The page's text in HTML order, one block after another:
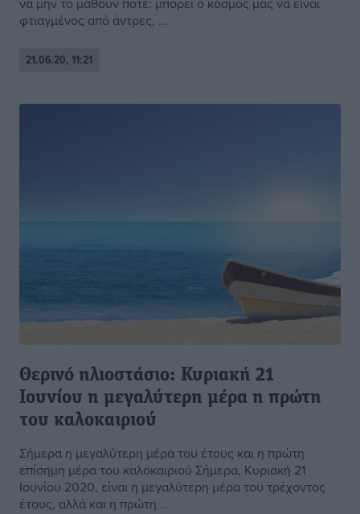
φτιαγμένος από άντρες, ...
21.06.20, 11:21
Θερινό ηλιοστάσιο: Κυριακή 21
Ιουνίου η μεγαλύτερη μέρα η πρώτη
του καλοκαιριού
Σήμερα η μεγαλύτερη μέρα του έτους και η πρώτη
επίσημη μέρα του καλοκαιριού Σήμερα, Κυριακή 21
Ιουνίου 2020, είναι η μεγαλύτερη μέρα του τρέχοντος
έτους, αλλά και η πρώτη ...